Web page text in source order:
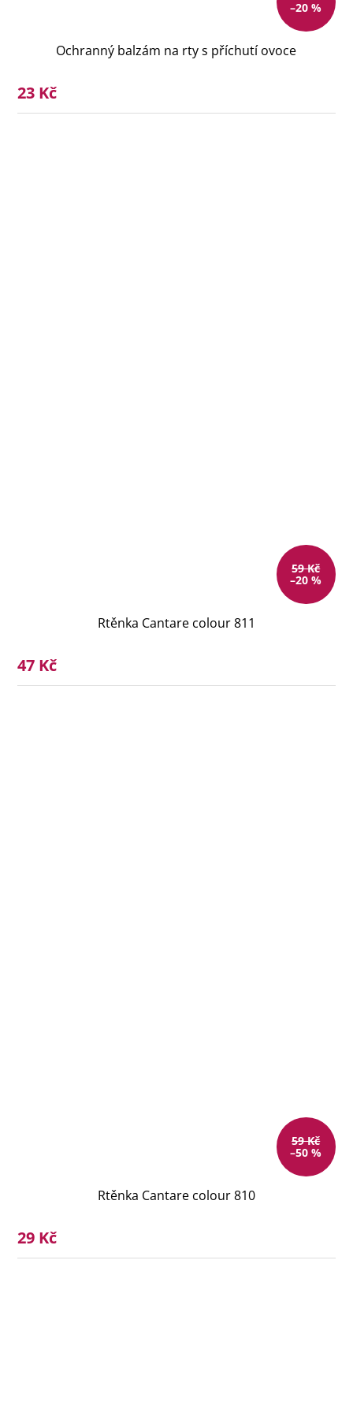
–20 %
Ochranný balzám na rty s příchutí ovoce
23 Kč
59 Kč
–20 %
Rtěnka Cantare colour 811
47 Kč
59 Kč
–50 %
Rtěnka Cantare colour 810
29 Kč